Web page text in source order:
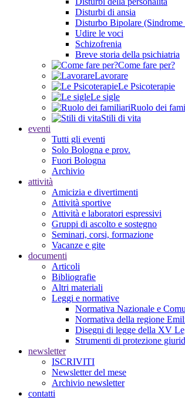
Disturbi di ansia
Disturbo Bipolare (Sindrome
Udire le voci
Schizofrenia
Breve storia della psichiatria
Come fare per?
Lavorare
Le Psicoterapie
Le sigle
Ruolo dei
Stili di vita
eventi
Tutti gli eventi
Solo Bologna e prov.
Fuori Bologna
Archivio
attività
Amicizia e divertimenti
Attività sportive
Attività e laboratori espressivi
Gruppi di ascolto e sostegno
Seminari, corsi, formazione
Vacanze e gite
documenti
Articoli
Bibliografie
Altri materiali
Leggi e normative
Normativa Nazionale e
Normativa della regione
Disegni di legge della XV
Strumenti di protezione
newsletter
ISCRIVITI
Newsletter del mese
Archivio newsletter
contatti